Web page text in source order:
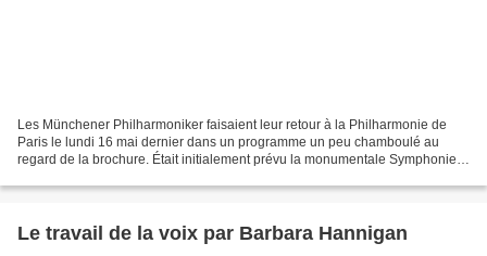
Les Münchener Philharmoniker faisaient leur retour à la Philharmonie de
Paris le lundi 16 mai dernier dans un programme un peu chamboulé au
regard de la brochure. Était initialement prévu la monumentale Symphonie
Le travail de la voix par Barbara Hannigan